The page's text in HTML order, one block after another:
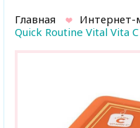
Главная Интернет-
Quick Routine Vital Vita